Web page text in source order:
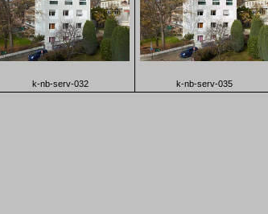
k-nb-serv-032 k-nb-serv-035